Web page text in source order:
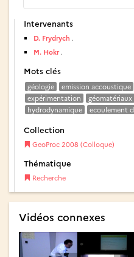
Intervenants
D. Frydrych .
M. Hokr .
Mots clés
géologie emission accoustique
expérimentation
géomatériaux
hydrodynamique
ecoulement
Collection
GeoProc 2008 (Colloque)
Thématique
Recherche
Vidéos connexes